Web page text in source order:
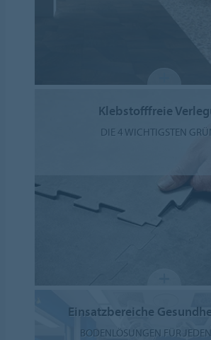
Klebstofffreie
DIE 4 WICHTIGSTEN
Einsatzbereiche
BODENLÖSUNGEN FÜR